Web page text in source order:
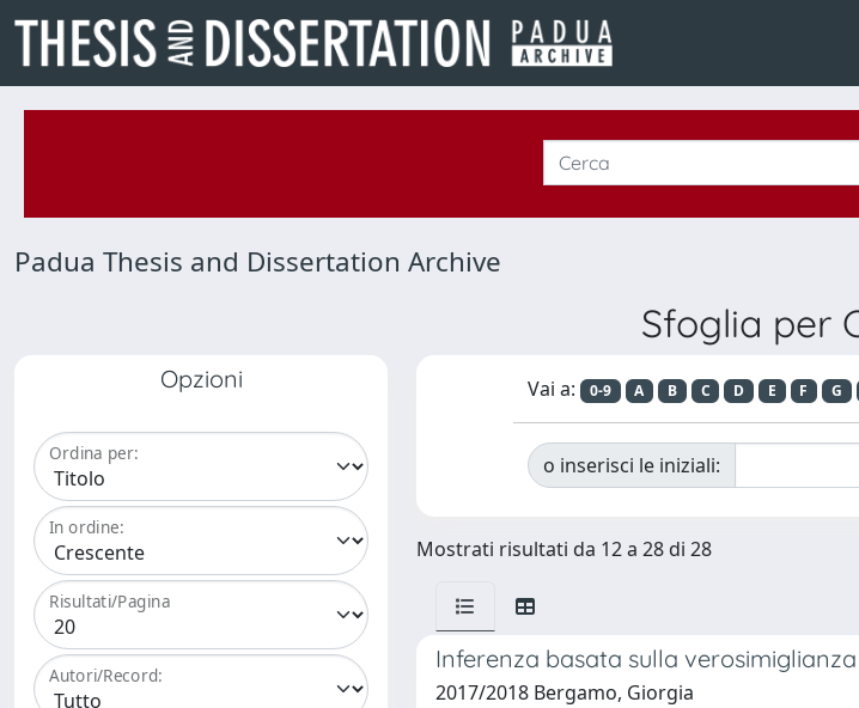
Padua Thesis and Dissertation Archive
Sfoglia per
Opzioni
Ordina per:
In ordine:
Risultati/Pagina
Autori/Record:
Vai a: 0-9 A B C D E F G
o inserisci le iniziali:
Mostrati risultati da 12 a 28 di 28
Inferenza basata sulla
2017/2018 Bergamo, Giorgia